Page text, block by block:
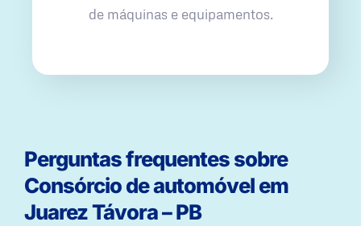
de máquinas e equipamentos.
Perguntas frequentes sobre
Consórcio de automóvel em
Juarez Távora – PB